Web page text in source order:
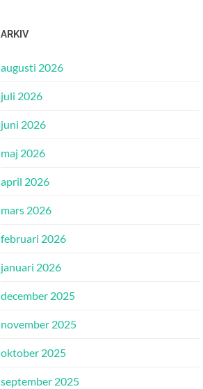
ARKIV
augusti 2026
juli 2026
juni 2026
maj 2026
april 2026
mars 2026
februari 2026
januari 2026
december 2025
november 2025
oktober 2025
september 2025